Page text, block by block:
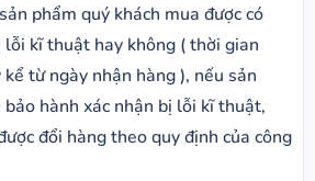
phẩm quý khách mua được có
kĩ thuật hay không ( thời gian
từ ngày nhận hàng ), nếu sản
hành xác nhận bị lỗi kĩ thuật,
đổi hàng theo quy định của công